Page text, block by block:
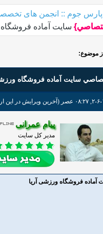
پارس جوم :: انجمن های
سایت آماده
موضوع:
سایت آماده فروشگاه
عصر (آخرین ویرایش در این ارسال: ۲-۶-۱۳۹۴
پیام عمرانی
مدیر کل سایت
آماده فروشگاه ورزشی آریا